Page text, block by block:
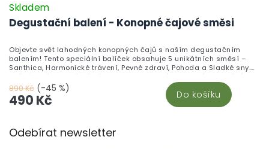
Degustační balení - Konopné čajové směsi
Skladem
890 Kč (-45 %)
490 Kč Do košíku
Objevte svět lahodných konopných čajů s naším degustačním
balením! Tento speciální balíček obsahuje 5 unikátních směsí –
Santhica, Harmonické trávení, Pevné zdraví, Pohoda a Sladké sny.
Každá směs je pečlivě připravena z kvalitního konopí a tradičních
bylin, které vám pomohou podpořit pohodu, trávení, imunitu nebo
zajistit klidný spánek. Ideální pro ty, kteří hledají přírodní relaxaci a
harmonii bez omamných účinků. Vyzkoušejte všechny a najděte
hned v prvním šálku!
Odebírat newsletter